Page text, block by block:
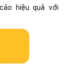
hiệu quả với